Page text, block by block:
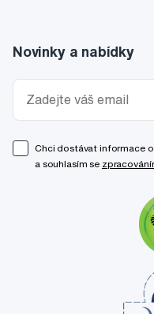
Novinky a nabídky
Chci dostávat informace
a souhlasím se